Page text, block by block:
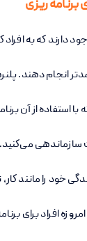
برنامه ریزی
دارند که به
انجام دهند.
از آن
می‌کنید.
خود را مانند
امروزه افراد برای